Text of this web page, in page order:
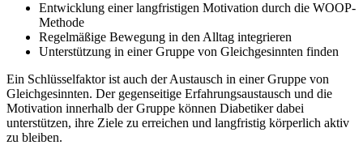
Entwicklung einer langfristigen Motivation durch die WOOP-
Methode
Regelmäßige Bewegung in den Alltag integrieren
Unterstützung in einer Gruppe von Gleichgesinnten finden
Ein Schlüsselfaktor ist auch der Austausch in einer Gruppe von
Gleichgesinnten. Der gegenseitige Erfahrungsaustausch und die
Motivation innerhalb der Gruppe können Diabetiker dabei
unterstützen, ihre Ziele zu erreichen und langfristig körperlich aktiv
zu bleiben.